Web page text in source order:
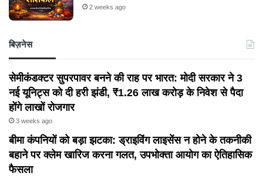
2 weeks ago
बिज़नेस
सेमीकंडक्टर सुपरपावर बनने की राह पर भारत: मोदी सरकार ने 3
नई यूनिट्स को दी हरी झंडी, ₹1.26 लाख करोड़ के निवेश से पैदा
होंगे लाखों रोजगार
3 weeks ago
बीमा कंपनियों को बड़ा झटका: ड्राइविंग लाइसेंस न होने के तकनीकी
बहाने पर क्लेम खारिज करना गलत, उपभोक्ता आयोग का ऐतिहासिक
फैसला